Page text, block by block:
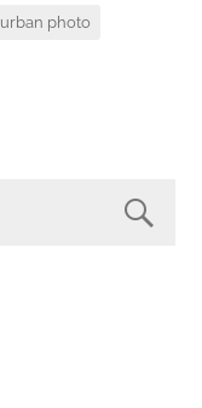
urban photo